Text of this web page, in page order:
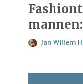
Jan Willem